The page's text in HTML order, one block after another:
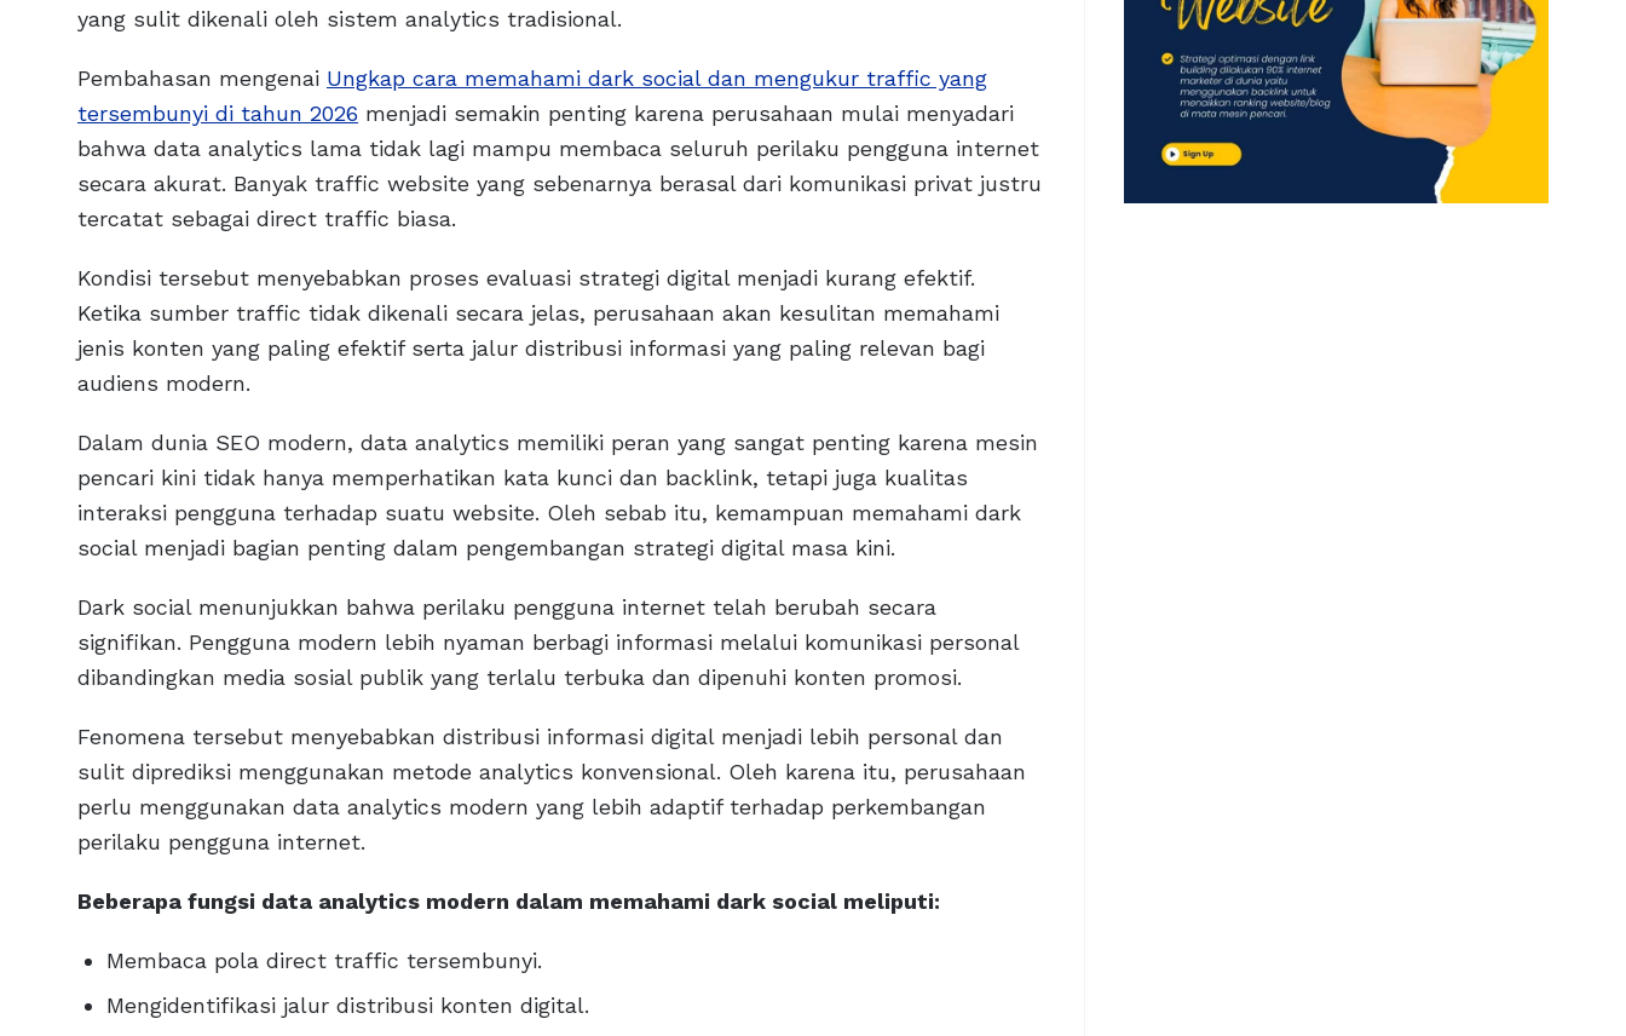
yang sulit dikenali oleh sistem analytics tradisional.
Pembahasan mengenai Ungkap cara memahami dark social dan mengukur traffic yang
tersembunyi di tahun 2026 menjadi semakin penting karena perusahaan mulai menyadari
bahwa data analytics lama tidak lagi mampu membaca seluruh perilaku pengguna internet
secara akurat. Banyak traffic website yang sebenarnya berasal dari komunikasi privat justru
tercatat sebagai direct traffic biasa.
Kondisi tersebut menyebabkan proses evaluasi strategi digital menjadi kurang efektif.
Ketika sumber traffic tidak dikenali secara jelas, perusahaan akan kesulitan memahami
jenis konten yang paling efektif serta jalur distribusi informasi yang paling relevan bagi
audiens modern.
Dalam dunia SEO modern, data analytics memiliki peran yang sangat penting karena mesin
pencari kini tidak hanya memperhatikan kata kunci dan backlink, tetapi juga kualitas
interaksi pengguna terhadap suatu website. Oleh sebab itu, kemampuan memahami dark
social menjadi bagian penting dalam pengembangan strategi digital masa kini.
Dark social menunjukkan bahwa perilaku pengguna internet telah berubah secara
signifikan. Pengguna modern lebih nyaman berbagi informasi melalui komunikasi personal
dibandingkan media sosial publik yang terlalu terbuka dan dipenuhi konten promosi.
Fenomena tersebut menyebabkan distribusi informasi digital menjadi lebih personal dan
sulit diprediksi menggunakan metode analytics konvensional. Oleh karena itu, perusahaan
perlu menggunakan data analytics modern yang lebih adaptif terhadap perkembangan
perilaku pengguna internet.
Beberapa fungsi data analytics modern dalam memahami dark social meliputi:
Membaca pola direct traffic tersembunyi.
Mengidentifikasi jalur distribusi konten digital.